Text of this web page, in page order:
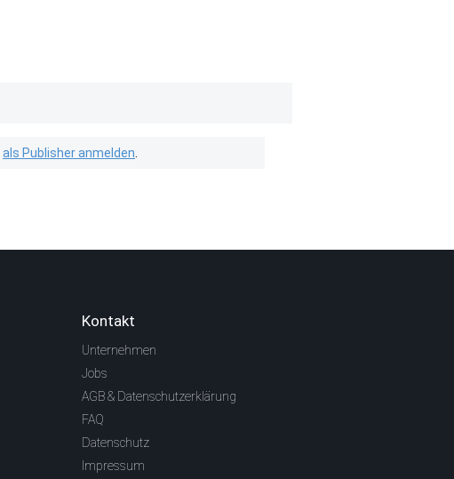
als Publisher anmelden
Kontakt
Unternehmen
Jobs
AGB & Datenschutzerklärung
FAQ
Datenschutz
Impressum